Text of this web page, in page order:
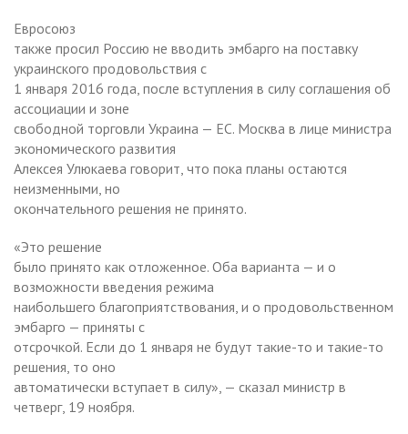
Евросоюз
также просил Россию не вводить эмбарго на поставку
украинского продовольствия с
1 января 2016 года, после вступления в силу соглашения об
ассоциации и зоне
свободной торговли Украина — ЕС. Москва в лице министра
экономического развития
Алексея Улюкаева говорит, что пока планы остаются
неизменными, но
окончательного решения не принято.
«Это решение
было принято как отложенное. Оба варианта — и о
возможности введения режима
наибольшего благоприятствования, и о продовольственном
эмбарго — приняты с
отсрочкой. Если до 1 января не будут такие-то и такие-то
решения, то оно
автоматически вступает в силу», — сказал министр в
четверг, 19 ноября.